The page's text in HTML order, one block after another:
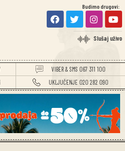
Budimo drugovi:
Slušaj uživo
VIBER & SMS 067 311 100
UKLJUČENJE 020 282 090